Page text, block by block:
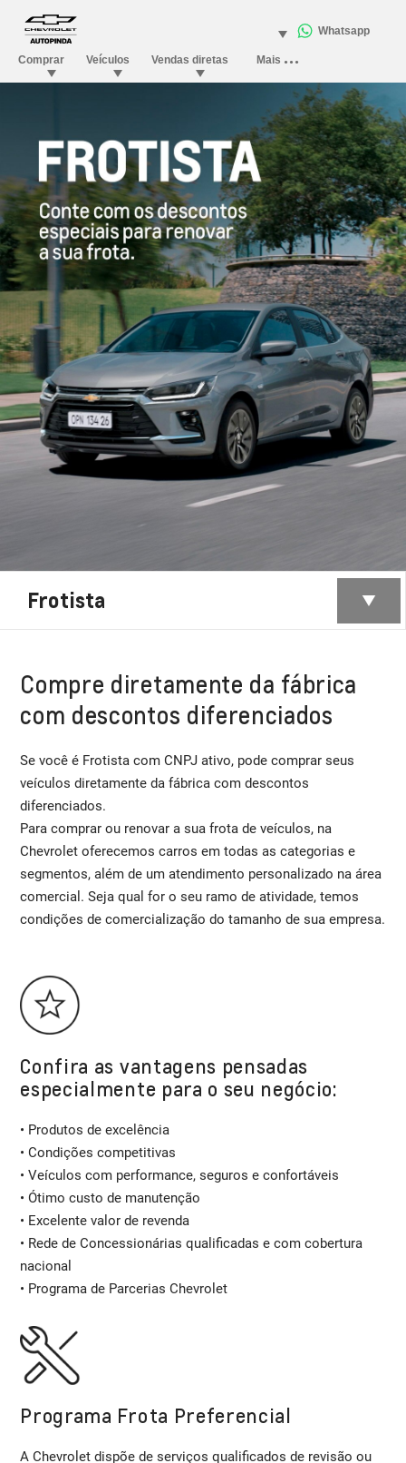
Frotista
Compre diretamente da fábrica
com descontos diferenciados
Se você é Frotista com CNPJ ativo, pode comprar seus
veículos diretamente da fábrica com descontos
diferenciados.
Para comprar ou renovar a sua frota de veículos, na
Chevrolet oferecemos carros em todas as categorias e
segmentos, além de um atendimento personalizado na área
comercial. Seja qual for o seu ramo de atividade, temos
condições de comercialização do tamanho de sua empresa.
Confira as vantagens pensadas
especialmente para o seu negócio:
• Produtos de excelência
• Condições competitivas
• Veículos com performance, seguros e confortáveis
• Ótimo custo de manutenção
• Excelente valor de revenda
• Rede de Concessionárias qualificadas e com cobertura
nacional
• Programa de Parcerias Chevrolet
Programa Frota Preferencial
A Chevrolet dispõe de serviços qualificados de revisão ou